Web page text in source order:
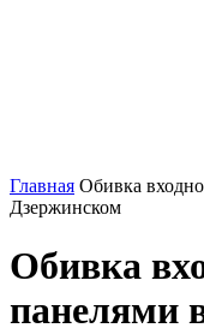
Главная Обивка
Дзержинском
Обивка
панелями